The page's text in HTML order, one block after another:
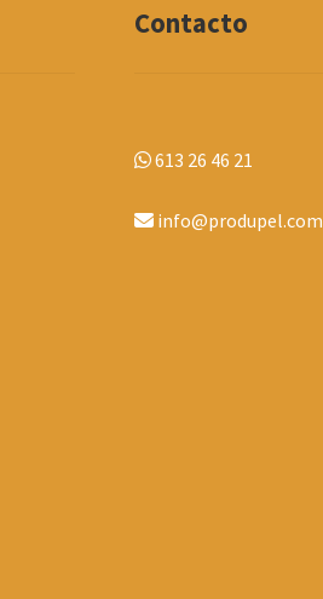
Contacto
613 26 46 21
info@produpel.com